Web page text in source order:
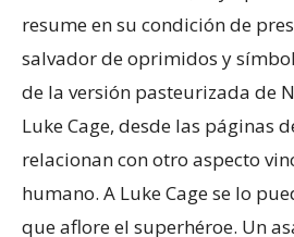
resume en su condición de
salvador de oprimidos y
de la versión pasteurizada de
Luke Cage, desde las páginas
relacionan con otro aspecto
humano. A Luke Cage se lo
que aflore el superhéroe. Un